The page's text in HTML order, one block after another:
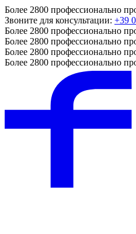
Более 2800 профессионально
Звоните для консультации: +39
Более 2800 профессионально
Более 2800 профессионально
Более 2800 профессионально
Более 2800 профессионально